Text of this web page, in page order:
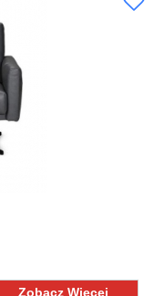
Zobacz Więcej